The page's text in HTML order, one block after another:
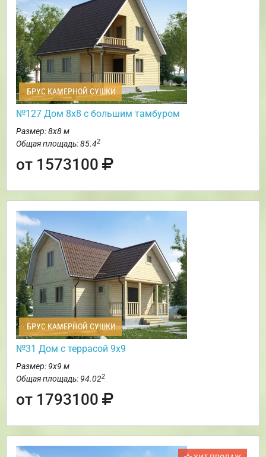
БРУС КАМЕРНОЙ СУШКИ
№127 Дом 8х8 с большим тамбуром
Размер: 8х8 м
Общая площадь: 85.42
от 1573100
БРУС КАМЕРНОЙ СУШКИ
№31 Дом с террасой 9х9
Размер: 9х9 м
Общая площадь: 94.022
от 1793100